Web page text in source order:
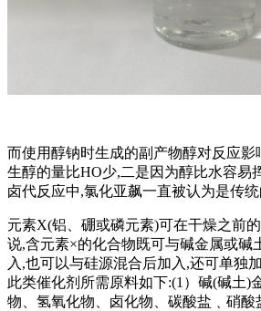
而使用醇钠时生成的副产物醇对反应
生醇的量比HO少,二是因为醇比水容易
卤代反应中,氯化亚飙一直被认为是传
元素X(铝、硼或磷元素)可在干燥之前
说,含元素×的化合物既可与碱金属或碱
入,也可以与硅源混合后加入,还可单独
此类催化剂所需原料如下:(1）碱(碱土)
物、氢氧化物、卤化物、碳酸盐﹑硝酸